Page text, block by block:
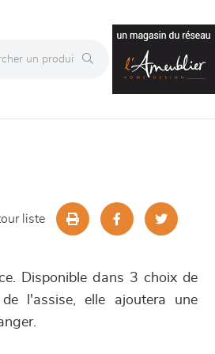
liste
Disponible dans 3 choix de
l'assise, elle ajoutera une